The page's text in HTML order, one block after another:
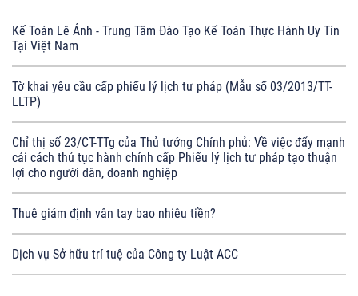
Kế Toán Lê Ánh - Trung Tâm Đào Tạo Kế Toán Thực Hành Uy Tín
Tại Việt Nam
Tờ khai yêu cầu cấp phiếu lý lịch tư pháp (Mẫu số 03/2013/TT-
LLTP)
Chỉ thị số 23/CT-TTg của Thủ tướng Chính phủ: Về việc đẩy mạnh
cải cách thủ tục hành chính cấp Phiếu lý lịch tư pháp tạo thuận
lợi cho người dân, doanh nghiệp
Thuê giám định vân tay bao nhiêu tiền?
Dịch vụ Sở hữu trí tuệ của Công ty Luật ACC